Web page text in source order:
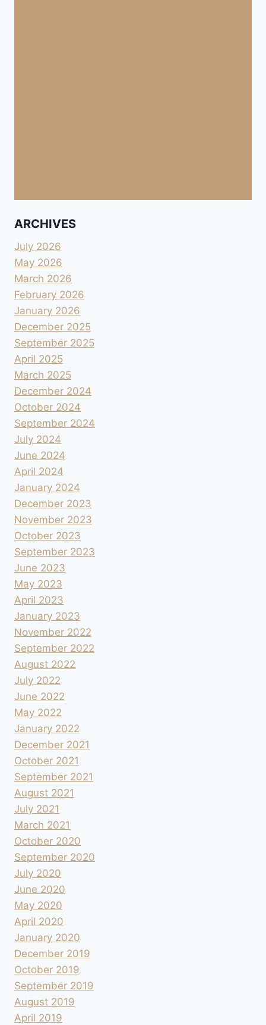
ARCHIVES
July 2026
May 2026
March 2026
February 2026
January 2026
December 2025
September 2025
April 2025
March 2025
December 2024
October 2024
September 2024
July 2024
June 2024
April 2024
January 2024
December 2023
November 2023
October 2023
September 2023
June 2023
May 2023
April 2023
January 2023
November 2022
September 2022
August 2022
July 2022
June 2022
May 2022
January 2022
December 2021
October 2021
September 2021
August 2021
July 2021
March 2021
October 2020
September 2020
July 2020
June 2020
May 2020
April 2020
January 2020
December 2019
October 2019
September 2019
August 2019
April 2019